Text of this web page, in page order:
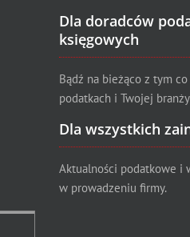
Dla doradców
księgowych
Bądź na bieżąco z tym
podatkach i Twojej branży
Dla wszystkich
Aktualności podatkowe i
w prowadzeniu firmy.